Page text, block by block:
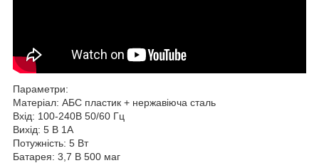
Параметри:
Матеріал: АБС пластик + нержавіюча сталь
Вхід: 100-240В 50/60 Гц
Вихід: 5 В 1A
Потужність: 5 Вт
Батарея: 3,7 В 500 маг